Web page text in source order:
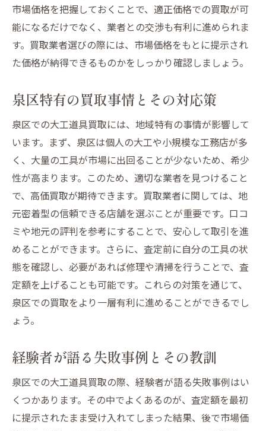
市場価格を把握しておくことで、適正価格での買取が可
能になるだけでなく、業者との交渉も有利に進められま
す。買取業者選びの際には、市場価格をもとに提示され
た価格が納得できるものかをしっかり確認しましょう。
泉区特有の買取事情とその対応策
泉区での大工道具買取には、地域特有の事情が影響して
います。まず、泉区は個人の大工や小規模な工務店が多
く、大量の工具が市場に出回ることが少ないため、希少
性が高まります。このため、適切な業者を見つけること
で、高価買取が期待できます。買取業者に関しては、地
元密着型の信頼できる店舗を選ぶことが重要です。口コ
ミや地元の評判を参考にすることで、安心して取引を進
めることができます。さらに、査定前に自分の工具の状
態を確認し、必要があれば修理や清掃を行うことで、査
定額を上げることも可能です。これらの対策を通じて、
泉区での買取をより一層有利に進めることができるでし
ょう。
経験者が語る失敗事例とその教訓
泉区での大工道具買取の際、経験者が語る失敗事例はい
くつかあります。その中でよくあるのが、査定額を最初
に提示されたまま受け入れてしまった結果、後で市場価